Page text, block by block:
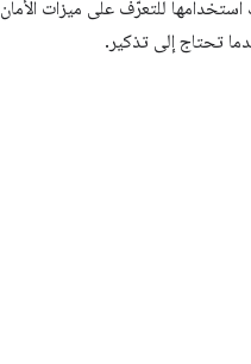
للتعرّف على ميزات الأمان
تحتاج إلى تذكير.